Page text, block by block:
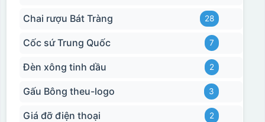
Chai rượu Bát Tràng 28
Cốc sứ Trung Quốc 7
Đèn xông tinh dầu 2
Gấu Bông theu-logo 3
Giá đỡ điện thoại 2